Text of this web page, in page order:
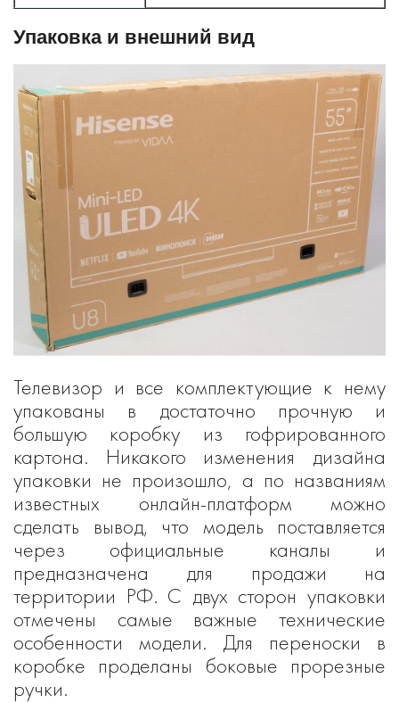
Упаковка и внешний вид
Телевизор и все комплектующие к нему
упакованы в достаточно прочную и
большую коробку из гофрированного
картона. Никакого изменения дизайна
упаковки не произошло, а по названиям
известных онлайн-платформ можно
сделать вывод, что модель поставляется
через официальные каналы и
предназначена для продажи на
территории РФ. С двух сторон упаковки
отмечены самые важные технические
особенности модели. Для переноски в
коробке проделаны боковые прорезные
ручки.